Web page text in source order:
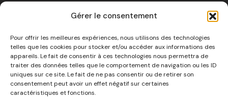
Gérer le consentement
Pour offrir les meilleures expériences, nous utilisons des technologies
telles que les cookies pour stocker et/ou accéder aux informations des
appareils. Le fait de consentir à ces technologies nous permettra de
traiter des données telles que le comportement de navigation ou les ID
uniques sur ce site. Le fait de ne pas consentir ou de retirer son
consentement peut avoir un effet négatif sur certaines
caractéristiques et fonctions.